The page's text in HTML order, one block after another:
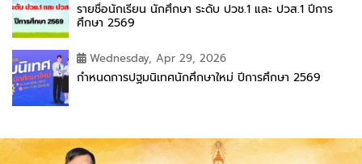
รายชื่อนักเรียน นักศึกษา ระดับ ปวช.1 และ ปวส.1 ปีการ
ศึกษา 2569
Wednesday, Apr 29, 2026
กำหนดการปฐมนิเทศนักศึกษาใหม่ ปีการศึกษา 2569